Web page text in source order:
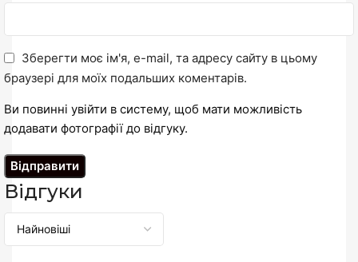
Відгуки
Зберегти моє ім'я, e-mail, та адресу сайту в цьому
браузері для моїх подальших коментарів.
Ви повинні увійти в систему, щоб мати можливість
додавати фотографії до відгуку.